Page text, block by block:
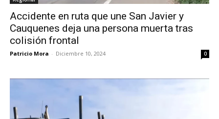
Accidente en ruta que une San Javier y
Cauquenes deja una persona muerta tras
colisión frontal
Patricio Mora - Diciembre 10, 2024 0